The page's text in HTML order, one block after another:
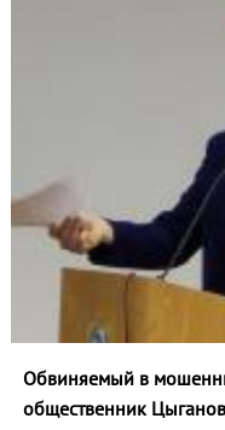
Обвиняемый в
общественник